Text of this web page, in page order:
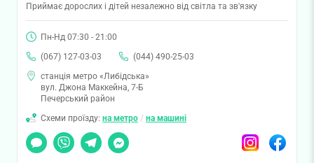
Приймає дорослих і дітей незалежно від світла та зв'язку
Пн-Нд 07:30 - 21:00
(067) 127-03-03
(044) 490-25-03
станція метро «Либідська»
вул. Джона Маккейна, 7-Б
Печерський район
Схеми проїзду: на метро / на машині
Чат
Viber TelegramMessenger InstagramFacebook